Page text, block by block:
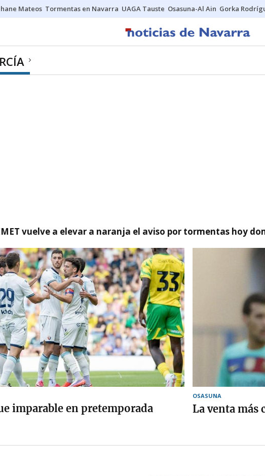
Mateos Tormentas en Navarra UAGA Tauste Osasuna-Al Ain Gorka
vuelve a elevar a naranja el aviso por tormentas hoy
imparable en pretemporada
OSASUNA
La venta más